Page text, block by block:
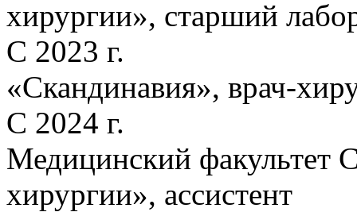
хирургии», старший
С 2023 г.
«Скандинавия», врач-
С 2024 г.
Медицинский факультет
хирургии», ассистент